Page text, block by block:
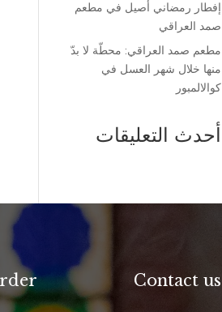
إفطار رمضاني أصيل في مطعم
صمد العراقي
مطعم صمد العراقي: محطّة لا بدّ
منها خلال شهر العسل في
كوالالمبور
أحدث التعليقات
Contact us